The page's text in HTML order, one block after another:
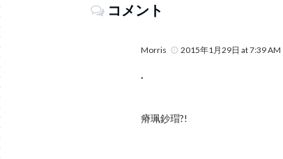
コメント
Morris 2015年1月29日 at 7:39 AM
.
瘠珮鈔瑁?!